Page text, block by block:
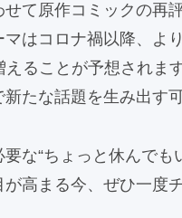
て原作コミックの再
はコロナ禍以降、よ
ることが予想されま
たな話題を生み出す
な“ちょっと休んで
高まる今、ぜひ一度